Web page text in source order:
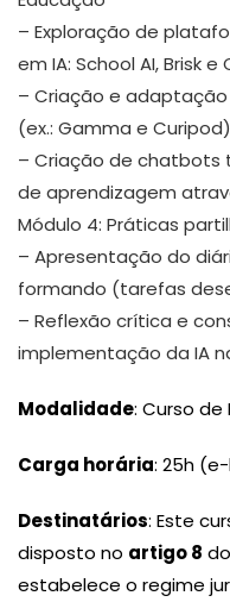
– Exploração de
em IA: School AI, Brisk e
– Criação e
(ex.: Gamma e
– Criação de chatbots
de aprendizagem
Módulo 4: Práticas
– Apresentação do
formando (tarefas
– Reflexão crítica e
implementação da IA
Modalidade: Curso de
Carga horária: 25h
Destinatários: Este
disposto no artigo 8
estabelece o regime